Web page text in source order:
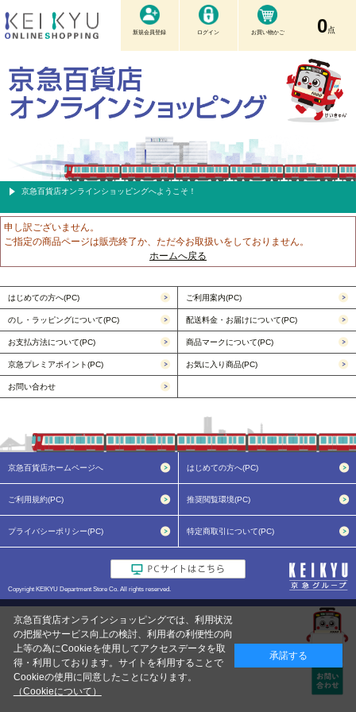
新規会員登録 ログイン お買い物かご 0点
京急百貨店オンラインショッピングへようこそ！
申し訳ございません。
ご指定の商品ページは販売終了か、ただ今お取扱いをしておりません。
ホームへ戻る
はじめての方へ(PC) ご利用案内(PC)
のし・ラッピングについて(PC) 配送料金・お届けについて(PC)
お支払方法について(PC) 商品マークについて(PC)
京急プレミアポイント(PC) お気に入り商品(PC)
お問い合わせ
京急百貨店ホームページへ はじめての方へ(PC)
ご利用規約(PC) 推奨閲覧環境(PC)
プライバシーポリシー(PC) 特定商取引について(PC)
Copyright KEIKYU Department Store Co. All rights reserved.
京急百貨店オンラインショッピングでは、利用状況
の把握やサービス向上の検討、利用者の利便性の向
上等の為にCookieを使用してアクセスデータを取
得・利用しております。サイトを利用することで
Cookieの使用に同意したことになります。
（Cookieについて）
承諾する